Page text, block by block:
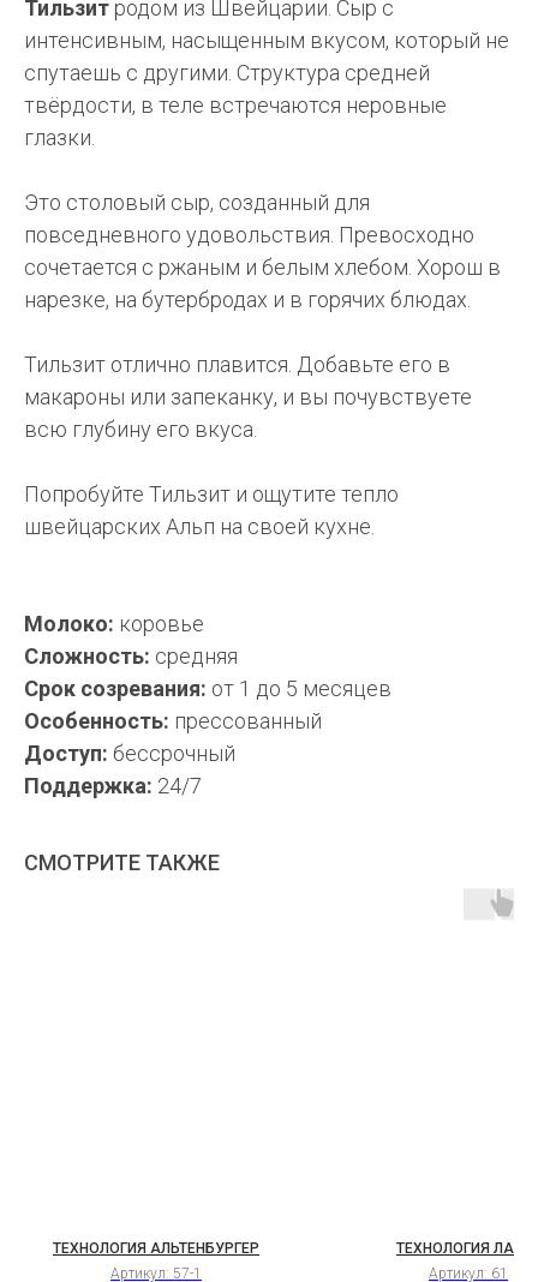
Тильзит родом из Швейцарии. Сыр с
интенсивным, насыщенным вкусом, который не
спутаешь с другими. Структура средней
твёрдости, в теле встречаются неровные
глазки.
Это столовый сыр, созданный для
повседневного удовольствия. Превосходно
сочетается с ржаным и белым хлебом. Хорош в
нарезке, на бутербродах и в горячих блюдах.
Тильзит отлично плавится. Добавьте его в
макароны или запеканку, и вы почувствуете
всю глубину его вкуса.
Попробуйте Тильзит и ощутите тепло
швейцарских Альп на своей кухне.
Молоко: коровье
Сложность: средняя
Срок созревания: от 1 до 5 месяцев
Особенность: прессованный
Доступ: бессрочный
Поддержка: 24/7
СМОТРИТЕ ТАКЖЕ
ТЕХНОЛОГИЯ АЛЬТЕНБУРГЕР
Артикул: 57-1
ТЕХНОЛОГИЯ
Артикул: 61